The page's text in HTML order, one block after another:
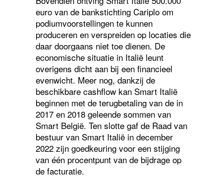
euro van de bankstichting Cariplo om
podiumvoorstellingen te kunnen
produceren en verspreiden op locaties die
daar doorgaans niet toe dienen. De
economische situatie in Italië leunt
overigens dicht aan bij een financieel
evenwicht. Meer nog, dankzij de
beschikbare cashflow kan Smart Italië
beginnen met de terugbetaling van de in
2017 en 2018 geleende sommen van
Smart België. Ten slotte gaf de Raad van
bestuur van Smart Italië in december
2022 zijn goedkeuring voor een stijging
van één procentpunt van de bijdrage op
de facturatie.